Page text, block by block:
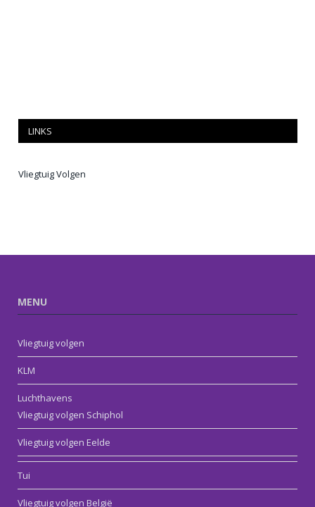
LINKS
Vliegtuig Volgen
MENU
Vliegtuig volgen
KLM
Luchthavens
Vliegtuig volgen Schiphol
Vliegtuig volgen Eelde
Tui
Vliegtuig volgen België